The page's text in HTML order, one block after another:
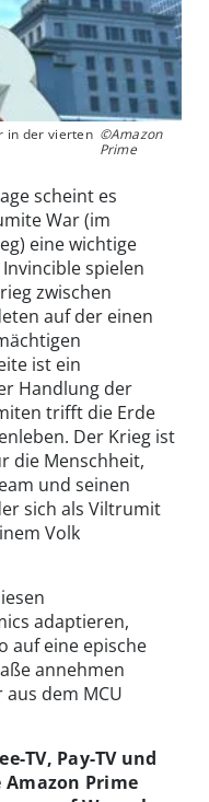
in der vierten ©Amazon
Prime
scheint es
War (im
eine wichtige
spielen
zwischen
auf der einen
ist ein
Handlung der
trifft die Erde
Der Krieg ist
die Menschheit,
und seinen
sich als Viltrumit
Volk
adaptieren,
auf eine epische
annehmen
dem MCU
TV, Pay-TV und
Prime